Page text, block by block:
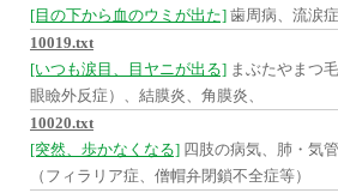
[目の下から血のウミが出た] 歯周病、流涙
10019.txt
[いつも涙目、目ヤニが出る] まぶたやまつ
眼瞼外反症）、結膜炎、角膜炎、
10020.txt
[突然、歩かなくなる] 四肢の病気、肺・気
（フィラリア症、僧帽弁閉鎖不全症等）